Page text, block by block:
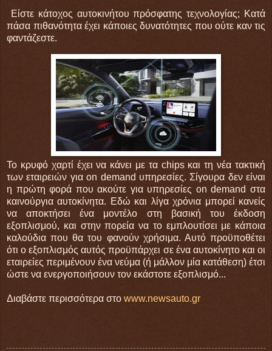
Είστε κάτοχος αυτοκινήτου πρόσφατης τεχνολογίας; Κατά
πάσα πιθανότητα έχει κάποιες δυνατότητες που ούτε καν τις
φαντάζεστε.
Το κρυφό χαρτί έχει να κάνει με τα chips και τη νέα τακτική
των εταιρειών για on demand υπηρεσίες. Σίγουρα δεν είναι
η πρώτη φορά που ακούτε για υπηρεσίες on demand στα
καινούργια αυτοκίνητα. Εδώ και λίγα χρόνια μπορεί κανείς
να αποκτήσει ένα μοντέλο στη βασική του έκδοση
εξοπλισμού, και στην πορεία να το εμπλουτίσει με κάποια
καλούδια που θα του φανούν χρήσιμα. Αυτό προϋποθέτει
ότι ο εξοπλισμός αυτός προϋπάρχει σε ένα αυτοκίνητο και οι
εταιρείες περιμένουν ένα νεύμα (ή μάλλον μία κατάθεση) έτσι
ώστε να ενεργοποιήσουν τον εκάστοτε εξοπλισμό...
Διαβάστε περισσότερα στο www.newsauto.gr